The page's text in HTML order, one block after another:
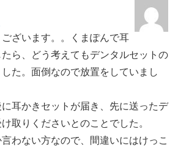
ざいます。。くまぽんで耳
ら、どう考えてもデンタルセットの
た。面倒なので放置をしていまし
耳かきセットが届き、先に送ったデ
取りくださいとのことでした。
わない方なので、間違いにはけっこ